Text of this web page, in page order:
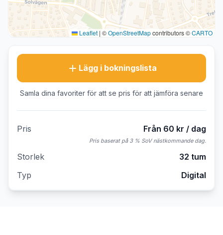
Leaflet | ©OpenStreetMapcontributors ©CARTO
Lägg i bokningslista
Samla dina favoriter för att se pris för att jämföra senare
Pris Från 60 kr / dag
Pris baserat på 3 % SoV nästkommande dag.
Storlek
32 tum
Typ
Digital